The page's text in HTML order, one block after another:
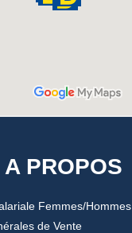
A PROPOS
Femmes/Hommes
de Vente